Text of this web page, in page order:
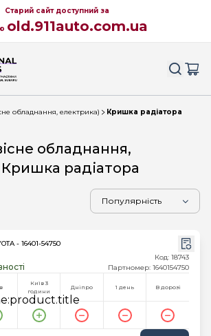
Старий сайт доступний за
old.911auto.com.ua
обладнання, електрика) Кришка радіатора
обладнання,
радіатора
- 16401-54750
Код: 18743
Партномер: 1640154750
Київ 3
години
Дніпро 1 день В дорозі